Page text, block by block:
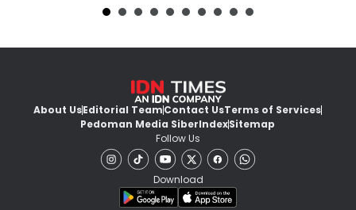
About UsEditorial TeamContact UsTerms of Services
Pedoman Media SiberIndexSitemap
Follow Us
Download